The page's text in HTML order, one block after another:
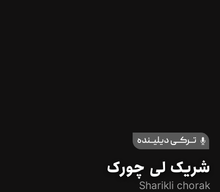
شریک لی چورک
Sharikli chorak